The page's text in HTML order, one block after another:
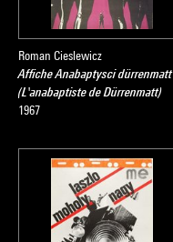
Roman Cieslewicz
Affiche Anabaptysci dürrenmatt
(L'anabaptiste de Dürrenmatt)
1967